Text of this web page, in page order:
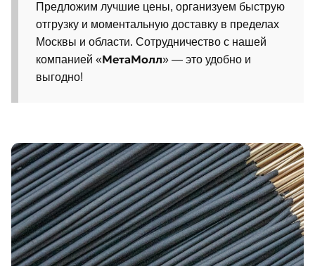
Предложим лучшие цены, организуем быструю
отгрузку и моментальную доставку в пределах
Москвы и области. Сотрудничество с нашей
компанией «МетаМолл» — это удобно и
выгодно!